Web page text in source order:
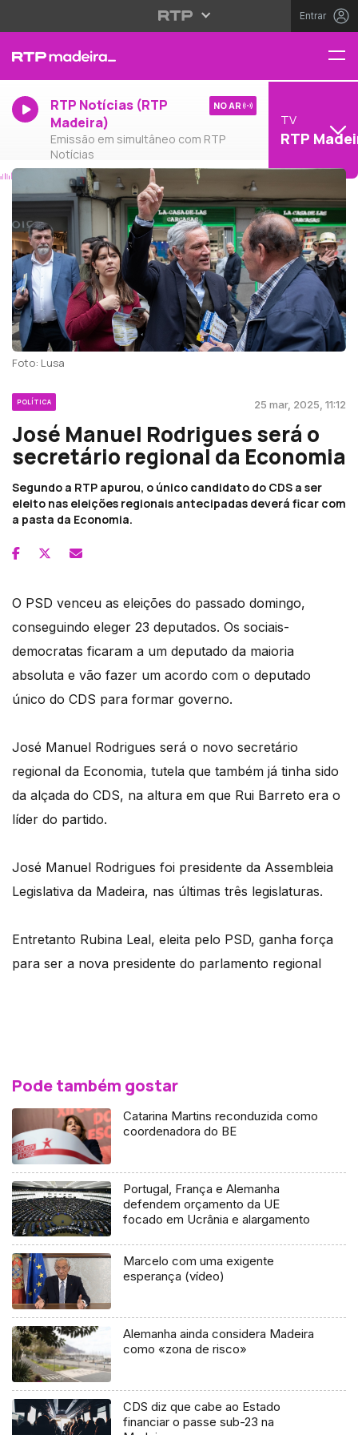
Entrar
RTP Notícias (RTP
Madeira)
Emissão em simultâneo com RTP
Notícias
NO AR
TV
RTP
Foto: Lusa
POLÍTICA 25 mar, 2025, 11:12
José Manuel Rodrigues será o
secretário regional da Economia
Segundo a RTP apurou, o único candidato do CDS a ser
eleito nas eleições regionais antecipadas deverá ficar com
a pasta da Economia.
O PSD venceu as eleições do passado domingo,
conseguindo eleger 23 deputados. Os sociais-
democratas ficaram a um deputado da maioria
absoluta e vão fazer um acordo com o deputado
único do CDS para formar governo.
José Manuel Rodrigues será o novo secretário
regional da Economia, tutela que também já tinha sido
da alçada do CDS, na altura em que Rui Barreto era o
líder do partido.
José Manuel Rodrigues foi presidente da Assembleia
Legislativa da Madeira, nas últimas três legislaturas.
Entretanto Rubina Leal, eleita pelo PSD, ganha força
para ser a nova presidente do parlamento regional
Pode também gostar
Catarina Martins reconduzida como
coordenadora do BE
Portugal, França e Alemanha
defendem orçamento da UE
focado em Ucrânia e alargamento
Marcelo com uma exigente
esperança (vídeo)
Alemanha ainda considera Madeira
como «zona de risco»
CDS diz que cabe ao Estado
financiar o passe sub-23 na